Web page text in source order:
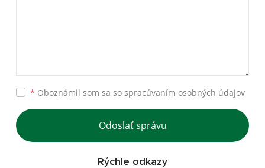
* Oboznámil som sa so spracúvaním osobných údajov
Odoslať správu
Rýchle odkazy